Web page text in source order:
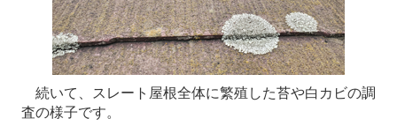
続いて、スレート屋根全体に繁殖した苔や白カビの調
査の様子です。